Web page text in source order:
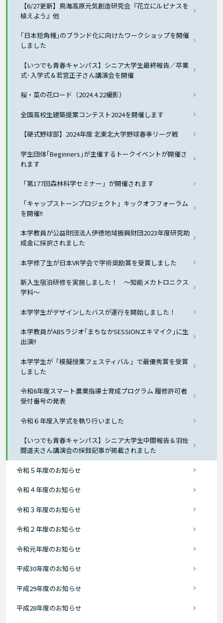
【6/27更新】鳥海高原元気創造研究会『花立にルピナスを
植えよう』他
｢日本短角種｣のブランド化に向けたワークショップを開催
しました
【いつでも青春キャンパス】シニア大学生最終報告／卒業
式･入学式＆若宮正子さん講演会を開催
桜・菜の花ロード（2024.4.22撮影）
全国高校生建築提案コンテスト2024を開催します
【硬式野球部】2024年度 北東北大学野球春季リーグ戦
学生団体｢Beginners｣が主催するトークイベントが開催さ
れます
「第177回森林科学セミナー」が開催されます
「キャップストーンプロジェクト」キックオフフォーラム
を開催!!
本学教員が公益財団法人伊徳地域振興財団2023年度研究助
成金に採択されました
本学修了生が日本VR学会で学術奨励賞を受賞しました
新入生宿泊研修を実施しました！ ～知能メカトロニクス
学科～
本学学生がデザインしたバスが運行を開始しました！
本学教員がABSラジオ｢まちなかSESSIONエキマイク｣に生
出演!!
本学学生が「模擬授業フェスティバル」で最優秀賞を受賞
しました
令和6年度スマート農業指導士育成プログラム 履修許可者
受付番号の発表
令和６年度入学式を執り行いました
【いつでも青春キャンパス】シニア大学生中間報告＆羽佐
間道夫さん講演会の採録記事が掲載されました
令和５年度のお知らせ
令和４年度のお知らせ
令和３年度のお知らせ
令和２年度のお知らせ
令和元年度のお知らせ
平成30年度のお知らせ
平成29年度のお知らせ
平成28年度のお知らせ